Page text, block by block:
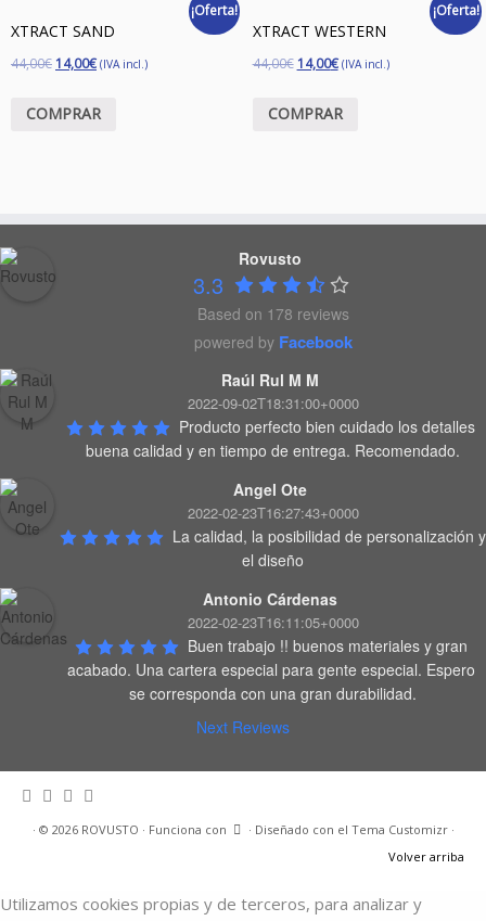
¡Oferta!
XTRACT SAND
44,00€ 14,00€ (IVA incl.)
COMPRAR
¡Oferta!
XTRACT WESTERN
44,00€ 14,00€ (IVA incl.)
COMPRAR
Rovusto
3.3
Based on 178 reviews
powered by Facebook
Raúl Rul M M
2022-09-02T18:31:00+0000
Producto perfecto bien cuidado los detalles
buena calidad y en tiempo de entrega. Recomendado.
Angel Ote
2022-02-23T16:27:43+0000
La calidad, la posibilidad de personalización y
el diseño
Antonio Cárdenas
2022-02-23T16:11:05+0000
Buen trabajo !! buenos materiales y gran
acabado. Una cartera especial para gente especial. Espero
se corresponda con una gran durabilidad.
Next Reviews
· © 2026 ROVUSTO · Funciona con · Diseñado con el Tema Customizr·
Volver arriba
Utilizamos cookies propias y de terceros, para analizar y